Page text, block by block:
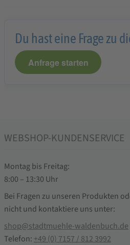
Du hast eine Frage zu
Anfrage starten
WEBSHOP-KUNDENSERVICE
Montag bis Freitag:
8:00 – 13:30 Uhr
Bei Fragen zu unseren Produkten
nicht und kontaktiere uns unter:
shop@stadtmuehle-waldenbuch.de
Telefon: +49 (0) 7157 / 812 3992